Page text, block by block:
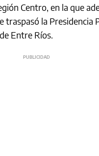
Centro, en la que
traspasó la Presidencia
Entre Ríos.